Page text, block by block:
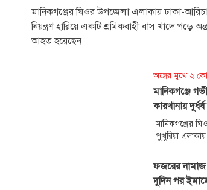
মানিকগঞ্জের ঘিওর উপজেলা এলাকায় ঢাকা-
নিয়ন্ত্রণ হারিয়ে একটি শ্রমিকবাহী বাস খাদে পড়ে
আহত হয়েছেন।
অস্ত্রের মুখে ২
মানিকগঞ্জে
কারখানায়
মানিকগঞ্জের
পুখুরিয়া
মহাসড়কের
অ্যাডভান্সড
নামের একটি
গভীর রাতে
ফজরের
দুদিন পর